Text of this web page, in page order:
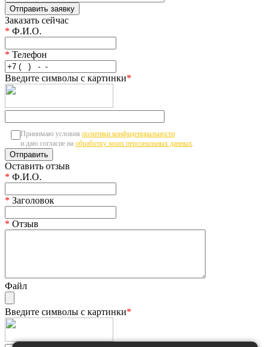
Заказать сейчас
* Ф.И.О.
* Телефон
Введите символы с картинки*
Принимаю условия политики конфиденциальности
и даю согласие на обработку моих персональных данных.
Оставить отзыв
* Ф.И.О.
* Заголовок
* Отзыв
Файл
Введите символы с картинки*